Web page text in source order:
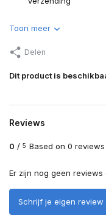
Toon meer
Delen
Dit product is
Reviews
0 / 5 Based on 0 reviews
Er zijn nog geen
Schrijf je eigen review